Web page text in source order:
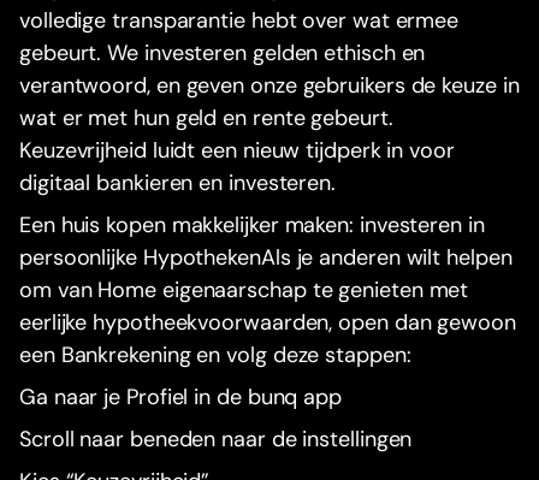
volledige transparantie hebt over wat ermee
gebeurt. We investeren gelden ethisch en
verantwoord, en geven onze gebruikers de keuze in
wat er met hun geld en rente gebeurt.
Keuzevrijheid luidt een nieuw tijdperk in voor
digitaal bankieren en investeren.
Een huis kopen makkelijker maken: investeren in
persoonlijke HypothekenAls je anderen wilt helpen
om van Home eigenaarschap te genieten met
eerlijke hypotheekvoorwaarden, open dan gewoon
een Bankrekening en volg deze stappen:
Ga naar je Profiel in de bunq app
Scroll naar beneden naar de instellingen